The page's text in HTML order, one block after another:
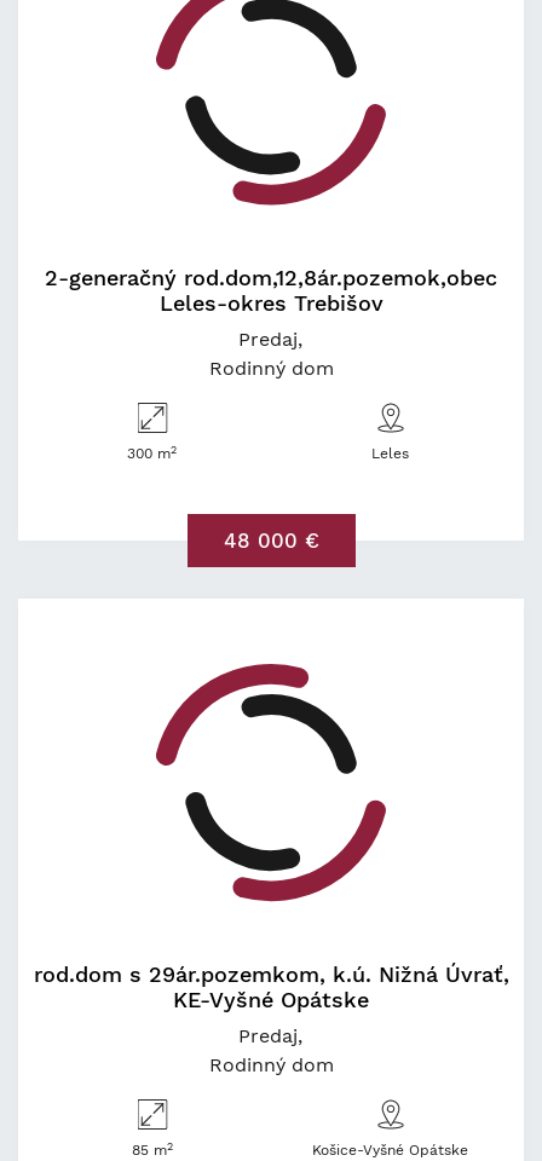
2-generačný rod.dom,12,8ár.pozemok,obec
Leles-okres Trebišov
Predaj
Rodinný dom
300 m2 Leles
48 000 €
rod.dom s 29ár.pozemkom, k.ú. Nižná Úvrať,
KE-Vyšné Opátske
Predaj
Rodinný dom
85 m2 Košice-Vyšné Opátske